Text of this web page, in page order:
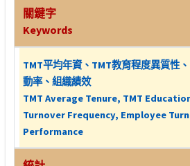
關鍵字
Keywords
TMT平均年資、TMT教育程度異質性
動率、組織績效
TMT Average Tenure, TMT
Turnover Frequency, Employee
Performance